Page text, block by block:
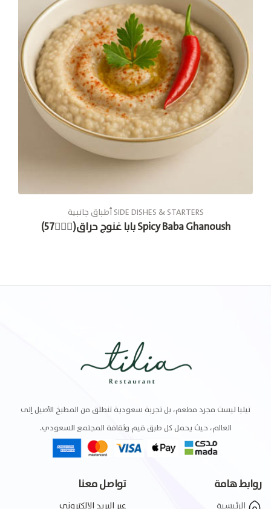
أطباق جانبية SIDE DISHES & STARTERS
بابا غنوج حراق(🚶🏽‍♂57) Spicy Baba Ghanoush
تيليا ليست مجرد مطعم، بل تجربة سعودية تنطلق من المطبخ الأصيل إلى
العالم، حيث يحمل كل طبق قيم وثقافة المجتمع السعودي.
روابط هامة
الرئيسية
تواصل معنا
عبر البريد الالكتروني